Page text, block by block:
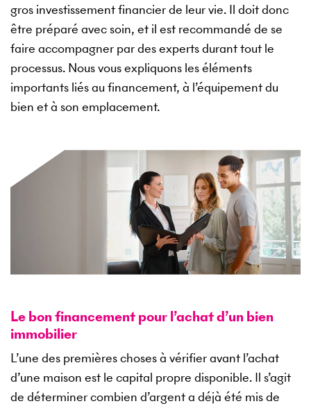
gros investissement financier de leur vie. Il doit donc
être préparé avec soin, et il est recommandé de se
faire accompagner par des experts durant tout le
processus. Nous vous expliquons les éléments
importants liés au financement, à l’équipement du
bien et à son emplacement.
Le bon financement pour l’achat d’un bien
immobilier
L’une des premières choses à vérifier avant l’achat
d’une maison est le capital propre disponible. Il s’agit
de déterminer combien d’argent a déjà été mis de